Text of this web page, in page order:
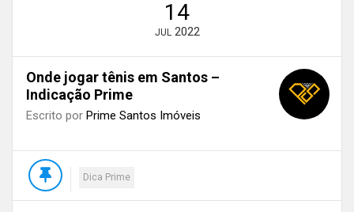
14
JUL 2022
Onde jogar tênis em Santos –
Indicação Prime
Escrito por Prime Santos Imóveis
Dica Prime